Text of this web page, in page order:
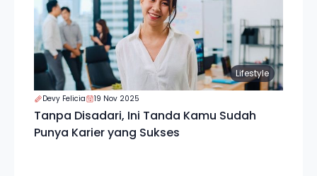
Lifestyle
Devy Felicia 19 Nov 2025
Tanpa Disadari, Ini Tanda Kamu Sudah
Punya Karier yang Sukses